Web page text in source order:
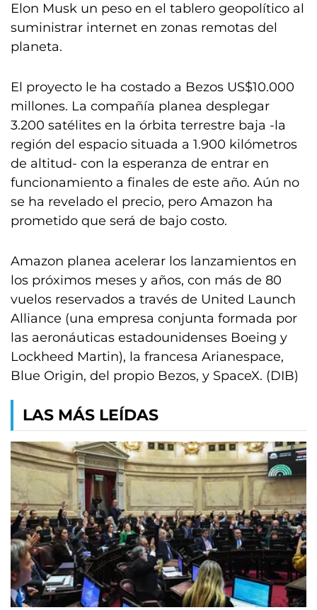
Elon Musk un peso en el tablero geopolítico al
suministrar internet en zonas remotas del
planeta.
El proyecto le ha costado a Bezos US$10.000
millones. La compañía planea desplegar
3.200 satélites en la órbita terrestre baja -la
región del espacio situada a 1.900 kilómetros
de altitud- con la esperanza de entrar en
funcionamiento a finales de este año. Aún no
se ha revelado el precio, pero Amazon ha
prometido que será de bajo costo.
Amazon planea acelerar los lanzamientos en
los próximos meses y años, con más de 80
vuelos reservados a través de United Launch
Alliance (una empresa conjunta formada por
las aeronáuticas estadounidenses Boeing y
Lockheed Martin), la francesa Arianespace,
Blue Origin, del propio Bezos, y SpaceX. (DIB)
LAS MÁS LEÍDAS